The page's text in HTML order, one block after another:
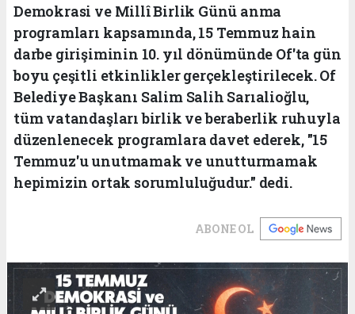
Demokrasi ve Millî Birlik Günü anma
programları kapsamında, 15 Temmuz hain
darbe girişiminin 10. yıl dönümünde Of'ta gün
boyu çeşitli etkinlikler gerçekleştirilecek. Of
Belediye Başkanı Salim Salih Sarıalioğlu,
tüm vatandaşları birlik ve beraberlik ruhuyla
düzenlenecek programlara davet ederek, "15
Temmuz'u unutmamak ve unutturmamak
hepimizin ortak sorumluluğudur." dedi.
ABONE OL